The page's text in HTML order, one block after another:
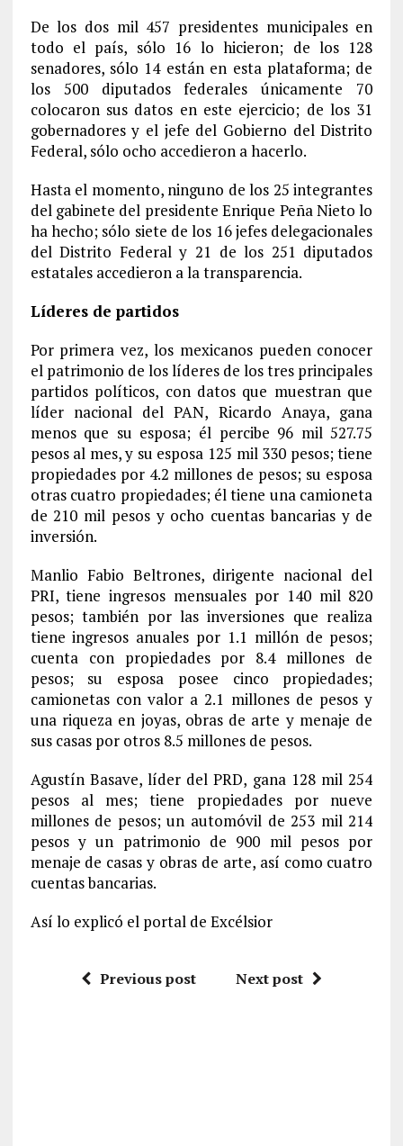
De los dos mil 457 presidentes municipales en
todo el país, sólo 16 lo hicieron; de los 128
senadores, sólo 14 están en esta plataforma; de
los 500 diputados federales únicamente 70
colocaron sus datos en este ejercicio; de los 31
gobernadores y el jefe del Gobierno del Distrito
Federal, sólo ocho accedieron a hacerlo.
Hasta el momento, ninguno de los 25 integrantes
del gabinete del presidente Enrique Peña Nieto lo
ha hecho; sólo siete de los 16 jefes delegacionales
del Distrito Federal y 21 de los 251 diputados
estatales accedieron a la transparencia.
Líderes de partidos
Por primera vez, los mexicanos pueden conocer
el patrimonio de los líderes de los tres principales
partidos políticos, con datos que muestran que
líder nacional del PAN, Ricardo Anaya, gana
menos que su esposa; él percibe 96 mil 527.75
pesos al mes, y su esposa 125 mil 330 pesos; tiene
propiedades por 4.2 millones de pesos; su esposa
otras cuatro propiedades; él tiene una camioneta
de 210 mil pesos y ocho cuentas bancarias y de
inversión.
Manlio Fabio Beltrones, dirigente nacional del
PRI, tiene ingresos mensuales por 140 mil 820
pesos; también por las inversiones que realiza
tiene ingresos anuales por 1.1 millón de pesos;
cuenta con propiedades por 8.4 millones de
pesos; su esposa posee cinco propiedades;
camionetas con valor a 2.1 millones de pesos y
una riqueza en joyas, obras de arte y menaje de
sus casas por otros 8.5 millones de pesos.
Agustín Basave, líder del PRD, gana 128 mil 254
pesos al mes; tiene propiedades por nueve
millones de pesos; un automóvil de 253 mil 214
pesos y un patrimonio de 900 mil pesos por
menaje de casas y obras de arte, así como cuatro
cuentas bancarias.
Así lo explicó el portal de Excélsior
Previous post Next post